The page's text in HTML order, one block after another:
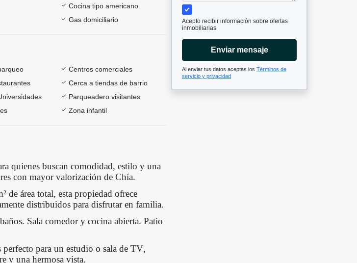
Cocina tipo americano
Gas domiciliario
Centros comerciales
Cerca a tiendas de barrio
Parqueadero visitantes
Zona infantil
quienes buscan comodidad, estilo y una
con mayor valorización de Chía.
de área total, esta propiedad ofrece
distribuidos para disfrutar en familia.
Sala comedor y cocina abierta. Patio
para un estudio o sala de TV,
y una hermosa vista.
Acepto recibir información sobre ofertas
inmobiliarias
Enviar mensaje
Al enviar tus datos aceptas los Términos de
servicio y privacidad